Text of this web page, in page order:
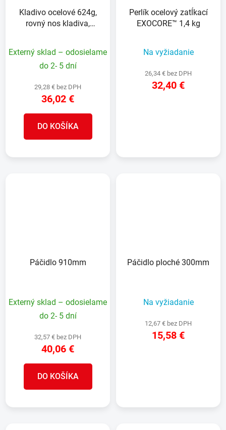
Kladivo ocelové 624g,
rovný nos kladiva,
Externý sklad – odosielame
do 2- 5 dní
29,28 € bez DPH
36,02 €
DO KOŠÍKA
Perlík ocelový zatĺkací
EXOCORE™ 1,4 kg
Na vyžiadanie
26,34 € bez DPH
32,40 €
Páčidlo 910mm
Externý sklad – odosielame
do 2- 5 dní
32,57 € bez DPH
40,06 €
DO KOŠÍKA
Páčidlo ploché 300mm
Na vyžiadanie
12,67 € bez DPH
15,58 €